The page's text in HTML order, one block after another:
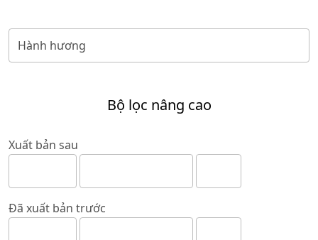
Bộ lọc nâng cao
Xuất bản sau
Đã xuất bản trước